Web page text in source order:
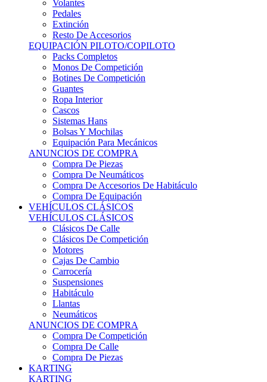
Volantes
Pedales
Extinción
Resto De Accesorios
EQUIPACIÓN PILOTO/COPILOTO
Packs Completos
Monos De Competición
Botines De Competición
Guantes
Ropa Interior
Cascos
Sistemas Hans
Bolsas Y Mochilas
Equipación Para Mecánicos
ANUNCIOS DE COMPRA
Compra De Piezas
Compra De Neumáticos
Compra De Accesorios De Habitáculo
Compra De Equipación
VEHÍCULOS CLÁSICOS
VEHÍCULOS CLÁSICOS
Clásicos De Calle
Clásicos De Competición
Motores
Cajas De Cambio
Carrocería
Suspensiones
Habitáculo
Llantas
Neumáticos
ANUNCIOS DE COMPRA
Compra De Competición
Compra De Calle
Compra De Piezas
KARTING
KARTING